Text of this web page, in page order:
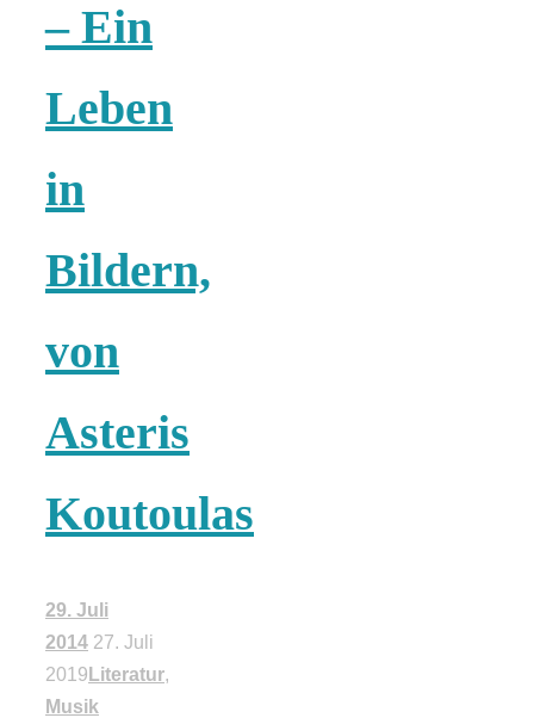
– Ein
Leben
in
Bildern,
von
Asteris
Koutoulas
29. Juli
2014 27. Juli
2019 Literatur,
Musik
Sache: Wir